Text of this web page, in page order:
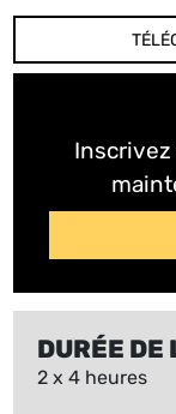
DURÉE DE
2 x 4 heures